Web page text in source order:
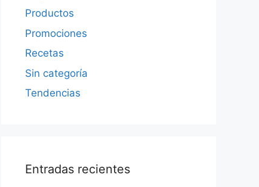
Productos
Promociones
Recetas
Sin categoría
Tendencias
Entradas recientes